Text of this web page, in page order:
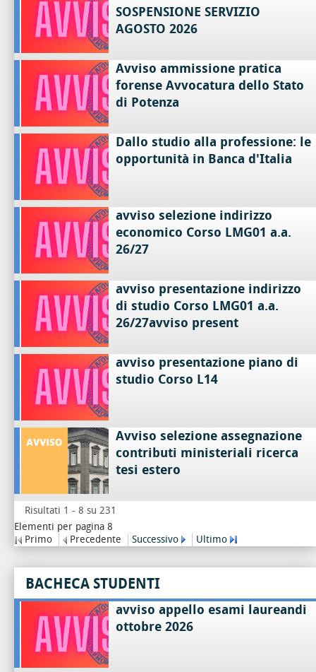
SOSPENSIONE SERVIZIO
AGOSTO 2026
Avviso ammissione pratica
forense Avvocatura dello Stato
di Potenza
Dallo studio alla professione: le
opportunità in Banca d'Italia
avviso selezione indirizzo
economico Corso LMG01 a.a.
26/27
avviso presentazione indirizzo
di studio Corso LMG01 a.a.
26/27avviso present
avviso presentazione piano di
studio Corso L14
Avviso selezione assegnazione
contributi ministeriali ricerca
tesi estero
Risultati 1 - 8 su 231
Elementi per pagina 8
Primo
Precedente Successivo Ultimo
BACHECA STUDENTI
avviso appello esami laureandi
ottobre 2026